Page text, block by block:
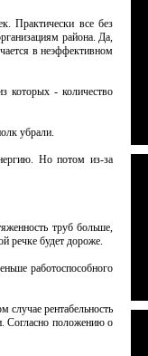
Практически все без
района. Да,
в неэффективном
которых - количество
убрали.
Но потом из-за
труб больше,
речке будет дороже.
работоспособного
рентабельность
Согласно положению о